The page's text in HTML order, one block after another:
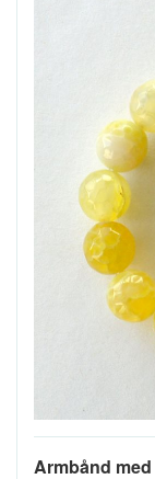
Armbånd